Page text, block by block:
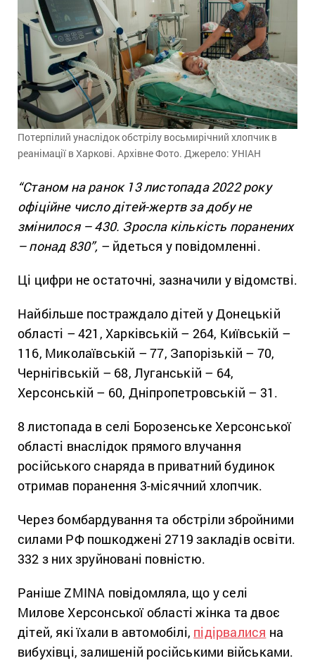
Потерпілий унаслідок обстрілу восьмирічний хлопчик в
реанімації в Харкові. Архівне Фото. Джерело: УНІАН
“Станом на ранок 13 листопада 2022 року
офіційне число дітей-жертв за добу не
змінилося – 430. Зросла кількість поранених
– понад 830”, – йдеться у повідомленні.
Ці цифри не остаточні, зазначили у відомстві.
Найбільше постраждало дітей у Донецькій
області – 421, Харківській – 264, Київській –
116, Миколаївській – 77, Запорізькій – 70,
Чернігівській – 68, Луганській – 64,
Херсонській – 60, Дніпропетровській – 31.
8 листопада в селі Борозенське Херсонської
області внаслідок прямого влучання
російського снаряда в приватний будинок
отримав поранення 3-місячний хлопчик.
Через бомбардування та обстріли збройними
силами РФ пошкоджені 2719 закладів освіти.
332 з них зруйновані повністю.
Раніше ZMINA повідомляла, що у селі
Милове Херсонської області жінка та двоє
дітей, які їхали в автомобілі, підірвалися на
вибухівці, залишеній російськими військами.